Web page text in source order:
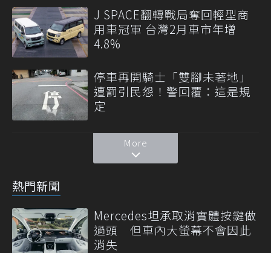
J SPACE翻轉戰局奪回輕型商
用車冠軍 台灣2月車市年增
4.8%
停車再開騎士「雙腳未著地」
遭罰引民怨！警回覆：這是規
定
More
熱門新聞
Mercedes坦承取消實體按鍵做
過頭 但車內大螢幕不會因此
消失